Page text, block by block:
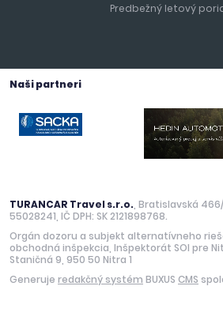
Predbežný letový
Naši partneri
TURANCAR Travel s.r.o. , Bratislavská
55028241, IČ DPH: SK 2121898768.
Orgán dozoru a subjekt alternatívneho
obchodná inšpekcia, Inšpektorát SOI pre
Staničná 9, 950 50 Nitra 1
Generuje redakčný systém BUXUS CMS